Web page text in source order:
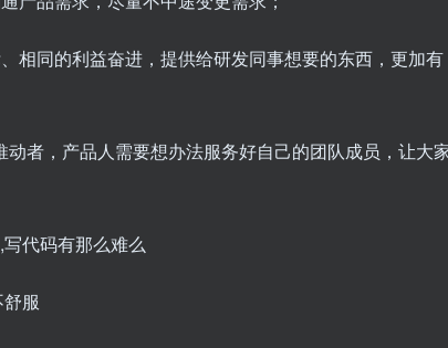
相同的利益奋进，提供给研发同事想要的东西，更加有
者，产品人需要想办法服务好自己的团队成员，让大
代码有那么难么
服